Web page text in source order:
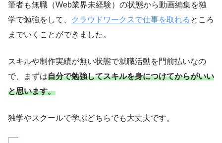
筆者も無職（Web業界未経験）の状態から動画編集を独
学で勉強をして、
クラウドワークスで仕事を取れる ところ
までいくことができました。
スキルや制作実績が無い状態で就職活動を門前払いなの
で、まずは自分で勉強してスキルを身につけてからがいい
と思います。
独学やスクールで学ぶどちらでも大丈夫です。